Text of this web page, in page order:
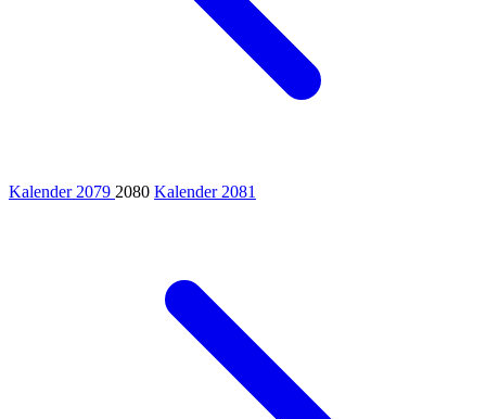
Kalender 2079 2080 Kalender 2081